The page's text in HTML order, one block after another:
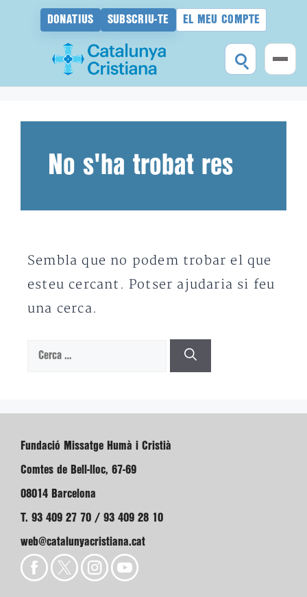
DONATIUS SUBSCRIU-TE EL MEU COMPTE
No s'ha trobat res
Sembla que no podem trobar el que
esteu cercant. Potser ajudaria si feu
una cerca.
Cerca:
Fundació Missatge Humà i Cristià
Comtes de Bell-lloc, 67-69
08014 Barcelona
T. 93 409 27 70 / 93 409 28 10
web@catalunyacristiana.cat